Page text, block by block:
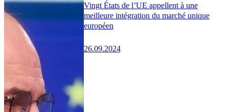
Vingt États de l’UE appellent à une
meilleure intégration du marché unique
européen
26.09.2024